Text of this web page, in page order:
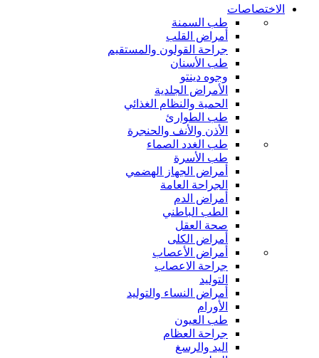
الاختصاصات
طب السمنة
أمراض القلب
جراحة القولون والمستقيم
طب الأسنان
وجوه دينتو
الأمراض الجلدية
الحمية والنظام الغذائي
طب الطوارئ
الأذن والأنف والحنجرة
طب الغدد الصماء
طب الأسرة
أمراض الجهاز الهضمي
الجراحة العامة
أمراض الدم
الطب الباطني
صحة العقل
أمراض الكلى
أمراض الأعصاب
جراحة الاعصاب
التوليد
أمراض النساء والتوليد
الأورام
طب العيون
جراحة العظام
اليد والرسغ